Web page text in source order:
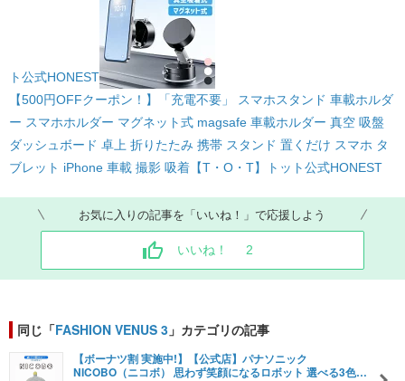
ト公式HONEST
【500円OFFクーポン！】「充電不要」 スマホスタンド 車載ホルダ
ー スマホホルダー マグネット式 magsafe 車載ホルダー 真空 吸盤
ダッシュボード 卓上 折りたたみ 携帯 スタンド 置くだけ スマホ タ
ブレット iPhone 車載 撮影 吸着【T・O・T】トット公式HONEST
お気に入りの記事を「いいね！」で応援しよう
いいね！ 2
同じ「FASHION VENUS 3 」カテゴリの記事
【ボーナツ割 実施中!】【公式店】パナソニック
NICOBO（ニコボ） 思わず笑顔になるロボット 選べる3色…